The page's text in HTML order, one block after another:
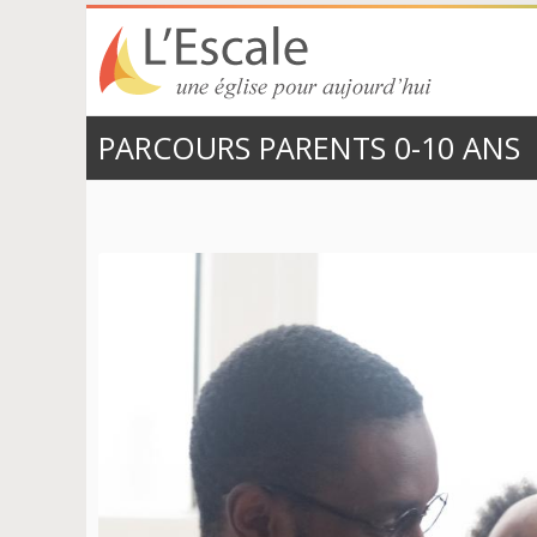
EGLISE
EVANGÉLIQUE
DE RÉVEIL
UNE ÉGLISE
POUR
AUJOURD’HUI
PARCOURS PARENTS 0-10 ANS